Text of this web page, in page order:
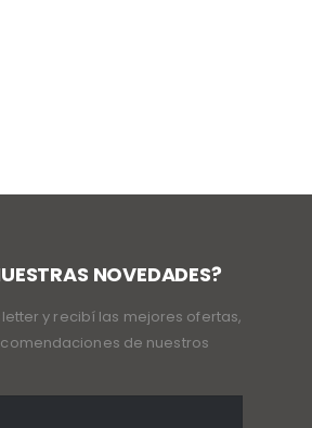
NOVEDADES?
y recibí las mejores ofertas,
de nuestros